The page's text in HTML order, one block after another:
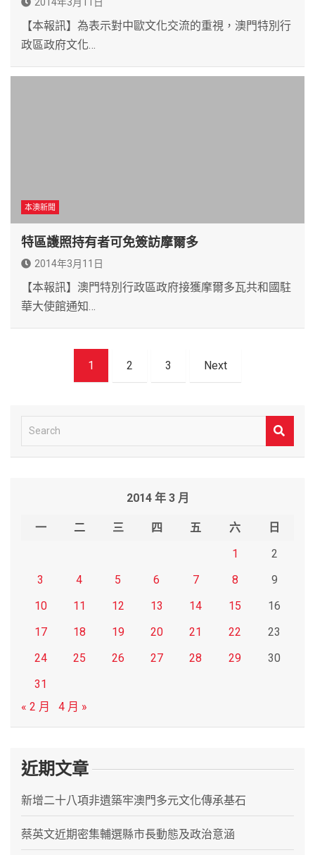
【本報訊】為表示對中歐文化交流的重視，澳門特別行
政區政府文化…
本澳新聞
特區護照持有者可免簽訪摩爾多
2014年3月11日
【本報訊】澳門特別行政區政府接獲摩爾多瓦共和國駐
華大使館通知…
1 2 3 Next
e
2014 年 3 月
一 二 三 四 五 六
日
1
2
3
4 5 6 7 8
9
10
11 12 13 14 15
16
17
18 19 20 21 22
23
24
25 26 27 28 29
30
31
« 2 月
4 月 »
近期文章
新增二十八項非遺築牢澳門多元文化傳承基石
蔡英文近期密集輔選縣市長動態及政治意涵